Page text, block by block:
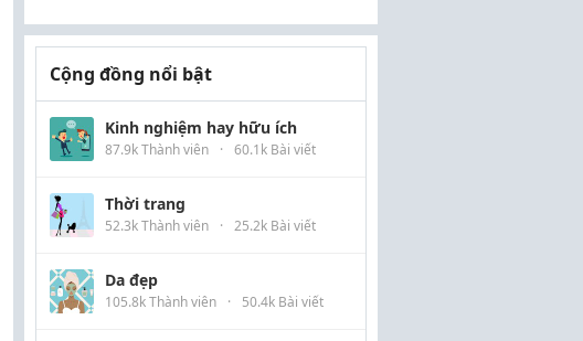
Cộng đồng nổi bật
Kinh nghiệm hay hữu ích
87.9k Thành viên · 60.1k Bài viết
Thời trang
52.3k Thành viên · 25.2k Bài viết
Da đẹp
105.8k Thành viên · 50.4k Bài viết